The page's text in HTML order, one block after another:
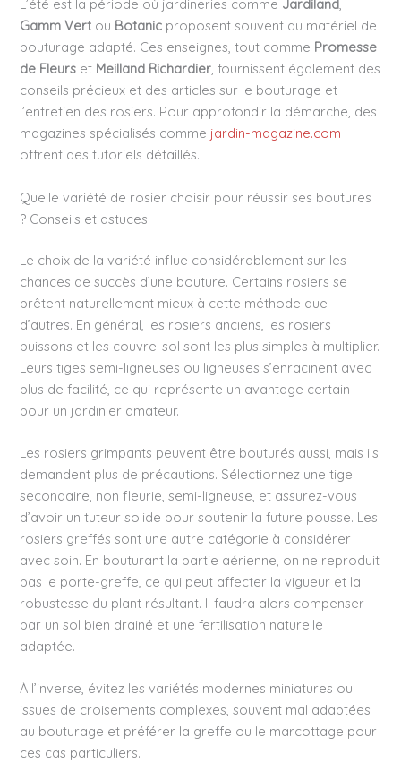
L’été est la période où jardineries comme Jardiland,
Gamm Vert ou Botanic proposent souvent du matériel de
bouturage adapté. Ces enseignes, tout comme Promesse
de Fleurs et Meilland Richardier, fournissent également des
conseils précieux et des articles sur le bouturage et
l’entretien des rosiers. Pour approfondir la démarche, des
magazines spécialisés comme jardin-magazine.com
offrent des tutoriels détaillés.
Quelle variété de rosier choisir pour réussir ses boutures
? Conseils et astuces
Le choix de la variété influe considérablement sur les
chances de succès d’une bouture. Certains rosiers se
prêtent naturellement mieux à cette méthode que
d’autres. En général, les rosiers anciens, les rosiers
buissons et les couvre-sol sont les plus simples à multiplier.
Leurs tiges semi-ligneuses ou ligneuses s’enracinent avec
plus de facilité, ce qui représente un avantage certain
pour un jardinier amateur.
Les rosiers grimpants peuvent être bouturés aussi, mais ils
demandent plus de précautions. Sélectionnez une tige
secondaire, non fleurie, semi-ligneuse, et assurez-vous
d’avoir un tuteur solide pour soutenir la future pousse. Les
rosiers greffés sont une autre catégorie à considérer
avec soin. En bouturant la partie aérienne, on ne reproduit
pas le porte-greffe, ce qui peut affecter la vigueur et la
robustesse du plant résultant. Il faudra alors compenser
par un sol bien drainé et une fertilisation naturelle
adaptée.
À l’inverse, évitez les variétés modernes miniatures ou
issues de croisements complexes, souvent mal adaptées
au bouturage et préférer la greffe ou le marcottage pour
ces cas particuliers.